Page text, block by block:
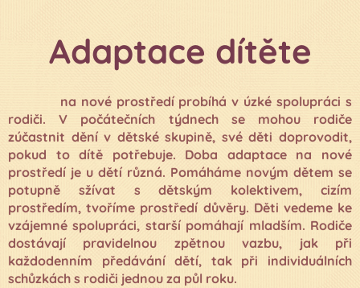
Adaptace dítěte
na nové prostředí probíhá v úzké spolupráci s
rodiči. V počátečních týdnech se mohou rodiče
zúčastnit dění v dětské skupině, své děti doprovodit,
pokud to dítě potřebuje. Doba adaptace na nové
prostředí je u dětí různá. Pomáháme novým dětem se
potupně sžívat s dětským kolektivem, cizím
prostředím, tvoříme prostředí důvěry. Děti vedeme ke
vzájemné spolupráci, starší pomáhají mladším. Rodiče
dostávají pravidelnou zpětnou vazbu, jak při
každodenním předávání dětí, tak při individuálních
schůzkách s rodiči jednou za půl roku.